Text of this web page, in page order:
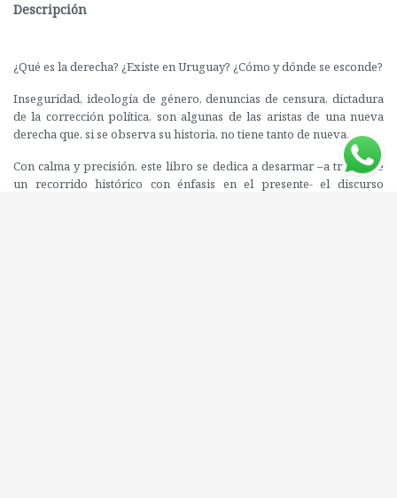
Descripción
¿Qué es la derecha? ¿Existe en Uruguay? ¿Cómo y dónde se esconde?
Inseguridad, ideología de género, denuncias de censura, dictadura
de la corrección política, son algunas de las aristas de una nueva
derecha que, si se observa su historia, no tiene tanto de nueva.
Con calma y precisión, este libro se dedica a desarmar –a través de
un recorrido histórico con énfasis en el presente- el discurso